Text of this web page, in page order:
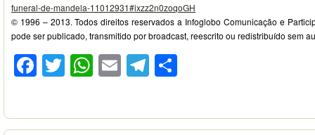
funeral-de-mandela-11012931#ixzz2n0zoqoGH
© 1996 – 2013. Todos direitos reservados a Infoglobo Comunicação e
pode ser publicado, transmitido por broadcast, reescrito ou redistribuído sem
Facebook
Twitter
WhatsApp
EmailTelegram